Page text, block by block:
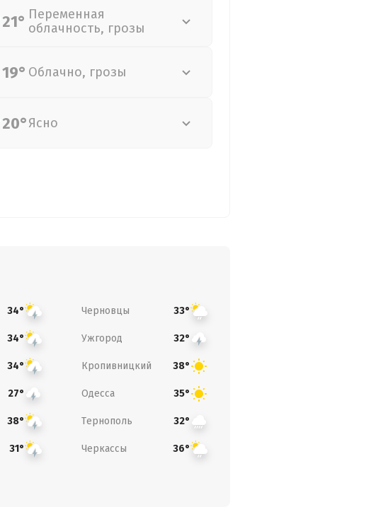
21° Переменная
облачность, грозы
19° Облачно, грозы
20°Ясно
34° Черновцы 33°
34° Ужгород 32°
34° Кропивницкий 38°
27° Одесса 35°
38° Тернополь 32°
31° Черкассы 36°